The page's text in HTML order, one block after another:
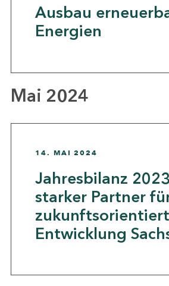
Ausbau
Energien
Mai 2024
14. MAI 2024
Jahresbilanz
starker Partner
Entwicklung